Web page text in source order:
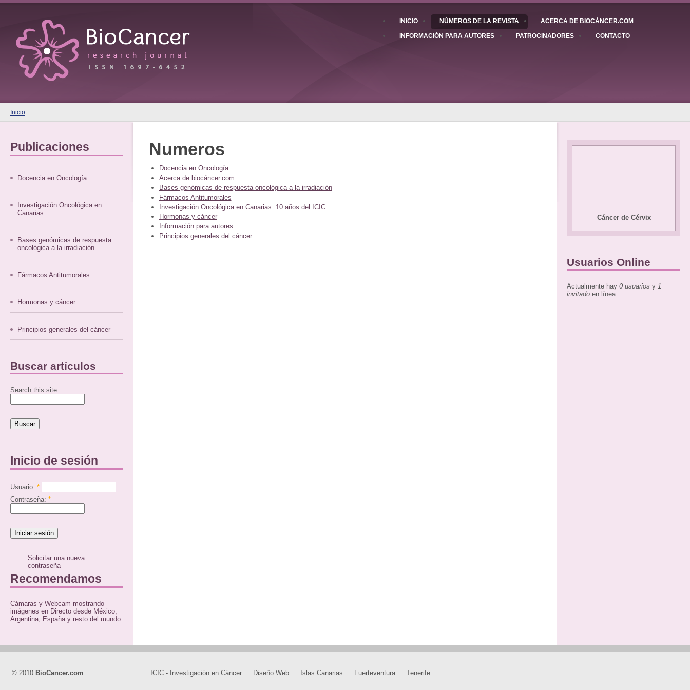
INICIO NÚMEROS DE LA REVISTA ACERCA DE BIOCÁNCER.COM
INFORMACIÓN PARA AUTORES PATROCINADORES CONTACTO
Inicio
Publicaciones
Docencia en Oncología
Investigación Oncológica en
Canarias
Bases genómicas de respuesta
oncológica a la irradiación
Fármacos Antitumorales
Hormonas y cáncer
Principios generales del cáncer
Buscar artículos
Search this site:
Inicio de sesión
Usuario: *
Contraseña: *
Solicitar una nueva
contraseña
Recomendamos
Cámaras y Webcam mostrando
imágenes en Directo desde México,
Argentina, España y resto del mundo.
Cáncer de Cérvix
Usuarios Online
Actualmente hay 0 usuarios y 1
invitado en línea.
Numeros
Docencia en Oncología
Acerca de biocáncer.com
Bases genómicas de respuesta oncológica a la irradiación
Fármacos Antitumorales
Investigación Oncológica en Canarias. 10 años del ICIC.
Hormonas y cáncer
Información para autores
Principios generales del cáncer
© 2010 BioCancer.com ICIC - Investigación en Cáncer Diseño Web Islas Canarias Fuerteventura Tenerife